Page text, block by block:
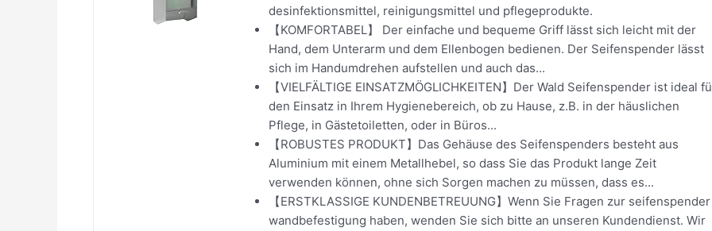
desinfektionsmittel, reinigungsmittel und pflegeprodukte.
【KOMFORTABEL】 Der einfache und bequeme Griff lässt sich leicht mit der
Hand, dem Unterarm und dem Ellenbogen bedienen. Der Seifenspender lässt
sich im Handumdrehen aufstellen und auch das...
【VIELFÄLTIGE EINSATZMÖGLICHKEITEN】Der Wald Seifenspender ist ideal
den Einsatz in Ihrem Hygienebereich, ob zu Hause, z.B. in der häuslichen
Pflege, in Gästetoiletten, oder in Büros...
【ROBUSTES PRODUKT】Das Gehäuse des Seifenspenders besteht aus
Aluminium mit einem Metallhebel, so dass Sie das Produkt lange Zeit
verwenden können, ohne sich Sorgen machen zu müssen, dass es...
【ERSTKLASSIGE KUNDENBETREUUNG】Wenn Sie Fragen zur seifenspender
wandbefestigung haben, wenden Sie sich bitte an unseren Kundendienst. Wir